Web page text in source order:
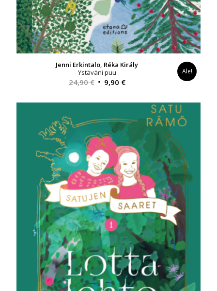
Jenni Erkintalo, Réka Király
Ystäväni puu
24,90€ Alkuperäinen
oli:
24,90 €.
9,90 €Nykyinen
on:
9,90 €.
Ale!